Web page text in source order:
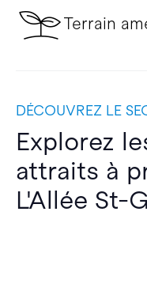
Terrain
DÉCOUVREZ LE
Explorez
attraits à
L'Allée St-